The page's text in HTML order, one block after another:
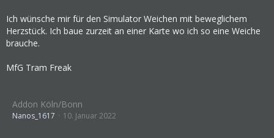
Ich wünsche mir für den Simulator Weichen mit beweglichem
Herzstück. Ich baue zurzeit an einer Karte wo ich so eine Weiche
brauche.
MfG Tram Freak
Addon Köln/Bonn
Nanos_1617 10. Januar 2022